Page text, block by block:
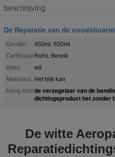
beschrijving
De Reparatie van de
Grootte:
450ml, 650ml
Certificaat:Rohs, Bereik
Kleur:
wit
Materiaal: Het blik kan
Hoog licht:de verzegelaar van de
dichtingsproduct het zonder
De witte